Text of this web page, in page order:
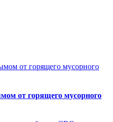
от горящего мусорного